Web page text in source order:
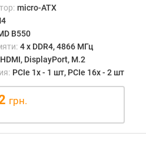
micro-ATX
B550
4 х DDR4, 4866 МГц
HDMI, DisplayPort, M.2
PCIe 1x - 1 шт, PCIe 16x - 2 шт
грн.